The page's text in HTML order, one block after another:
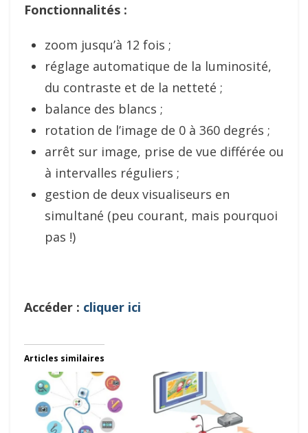
Fonctionnalités :
zoom jusqu’à 12 fois ;
réglage automatique de la luminosité,
du contraste et de la netteté ;
balance des blancs ;
rotation de l’image de 0 à 360 degrés ;
arrêt sur image, prise de vue différée ou
à intervalles réguliers ;
gestion de deux visualiseurs en
simultané (peu courant, mais pourquoi
pas !)
Accéder : cliquer ici
Articles similaires